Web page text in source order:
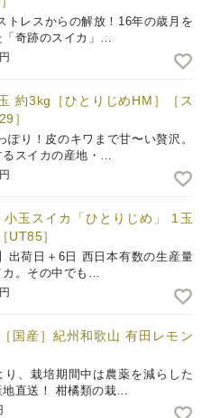
レスからの解放！16年の歳月を
「奇跡のスイカ」…
約3kg［ひとりじめHM］［ス
］
り！皮のキワまで甘〜い贅沢。
るスイカの産地・…
玉スイカ「ひとりじめ」 1玉
UT85］
荷日＋6日 西日本有数の生産量
カ。その中でも…
［国産］紀州和歌山 有田レモン
り、栽培期間中は農薬を減らした
地直送！ 柑橘類の栽…